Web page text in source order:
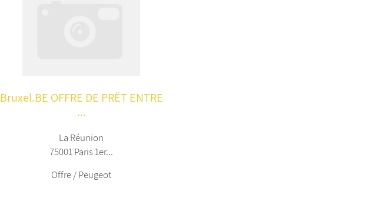
Bruxel.BE OFFRE DE PRËT ENTRE
...
La Réunion
75001 Paris 1er...
Offre / Peugeot